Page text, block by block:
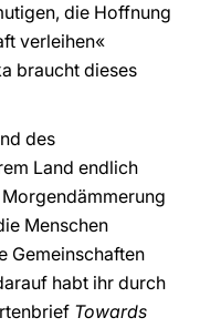
die Hoffnung
verleihen«
braucht dieses
des
Land endlich
Menschen
Gemeinschaften
habt ihr durch
Towards